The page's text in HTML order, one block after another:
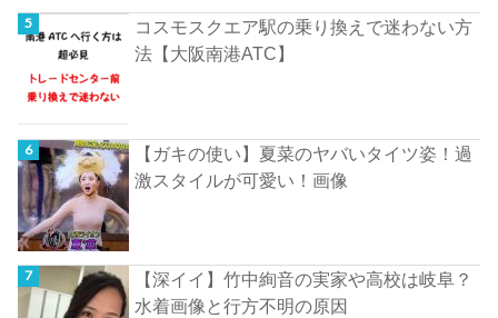
コスモスクエア駅の乗り換えで迷わない方
法【大阪南港ATC】
【ガキの使い】夏菜のヤバいタイツ姿！過
激スタイルが可愛い！画像
【深イイ】竹中絢音の実家や高校は岐阜？
水着画像と行方不明の原因